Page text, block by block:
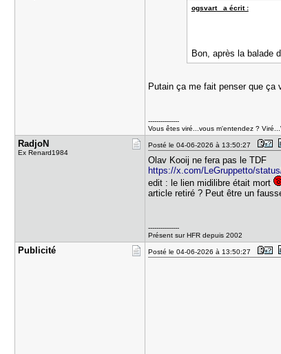
ogsvart_ a écrit :
Bon, après la balade
Putain ça me fait penser que
---------------
Vous êtes viré...vous m'entendez ?
RadjoN
Ex Renard1984
Posté le 04-06-2026 à 13:50:27
Olav Kooij ne fera pas le TDF
https://x.com/LeGruppetto/
edit : le lien midilibre était mort
article retiré ? Peut être un
---------------
Présent sur HFR depuis 2002
Publicité Posté le 04-06-2026 à 13:50:27